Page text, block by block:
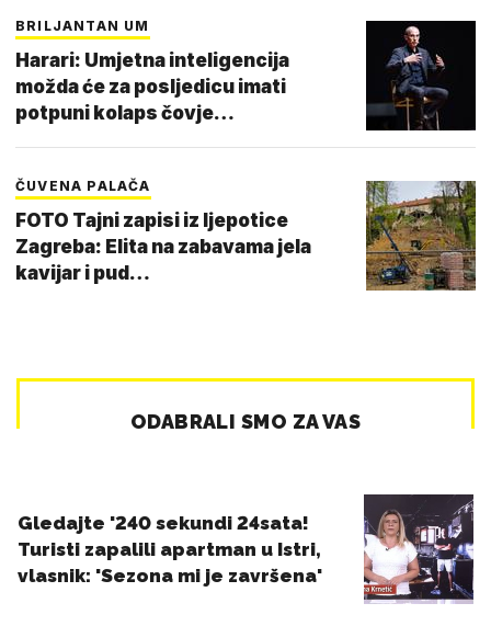
BRILJANTAN UM
Harari: Umjetna inteligencija
možda će za posljedicu imati
potpuni kolaps čovje…
ČUVENA PALAČA
FOTO Tajni zapisi iz ljepotice
Zagreba: Elita na zabavama jela
kavijar i pud…